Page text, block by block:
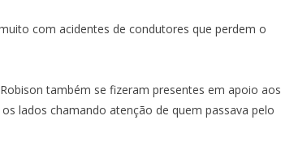
com acidentes de condutores que perdem o
também se fizeram presentes em apoio aos
lados chamando atenção de quem passava pelo